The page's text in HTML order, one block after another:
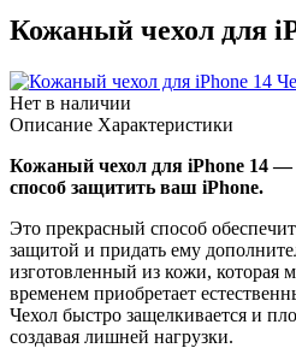
Кожаный чехол для
Нет в наличии
Описание Характеристики
Кожаный чехол для iPhone 14 —
способ защитить ваш iPhone.
Это прекрасный способ
защитой и придать ему
изготовленный из кожи, которая
временем приобретает
Чехол быстро защелкивается и
создавая лишней нагрузки.